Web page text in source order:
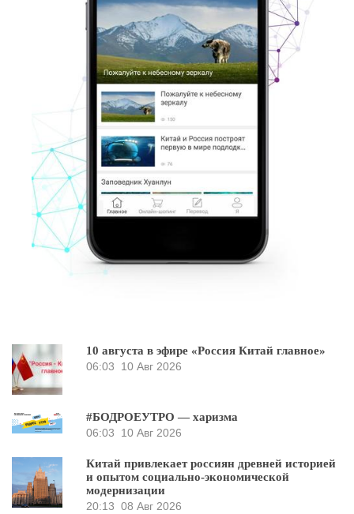
10 августа в эфире «Россия Китай главное»
06:03
10 Авг 2026
#БОДРОЕУТРО — харизма
06:03
10 Авг 2026
Китай привлекает россиян древней историей
и опытом социально-экономической
модернизации
20:13 08 Авг 2026